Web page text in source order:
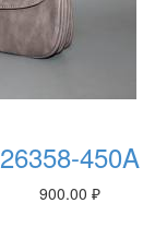
26358-450A
900.00 ₽